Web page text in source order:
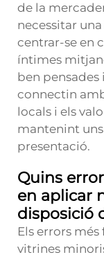
de la
necessitar
centrar-se en
íntimes
ben
connectin
locals i els
mantenint
presentació.
Quins
en aplicar
disposició
Els errors
vitrines